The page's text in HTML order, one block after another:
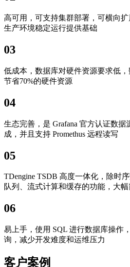
高可用，可支持集群部署，可横向
生产环境稳定运行提供基础
03
低成本，数据库对硬件资源要求低
节省70%的硬件资源
04
生态完善，是 Grafana 官方认证数据
成，并且支持 Promethus 远程读写
05
TDengine TSDB 高度一体化，除时
队列、流式计算和缓存的功能，大
06
易上手，使用 SQL 进行数据库操作
询，减少开发难度和运维压力
客户案例